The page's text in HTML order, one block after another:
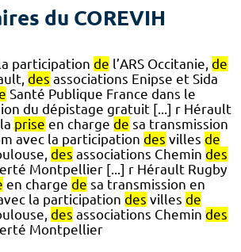
du COREVIH
participation de l’ARS Occitanie, de
des associations Enipse et Sida
Santé Publique France dans le
du dépistage gratuit [...] r Hérault
prise en charge de sa transmission
avec la participation des villes de
des associations Chemin des
Montpellier [...] r Hérault Rugby
en charge de sa transmission en
la participation des villes de
des associations Chemin des
Montpellier